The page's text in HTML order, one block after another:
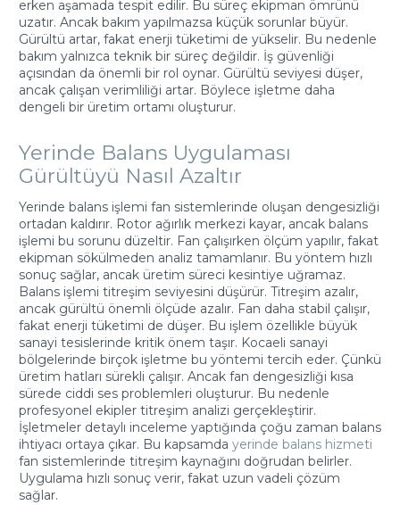
erken aşamada tespit edilir. Bu süreç ekipman ömrünü
uzatır. Ancak bakım yapılmazsa küçük sorunlar büyür.
Gürültü artar, fakat enerji tüketimi de yükselir. Bu nedenle
bakım yalnızca teknik bir süreç değildir. İş güvenliği
açısından da önemli bir rol oynar. Gürültü seviyesi düşer,
ancak çalışan verimliliği artar. Böylece işletme daha
dengeli bir üretim ortamı oluşturur.
Yerinde Balans Uygulaması
Gürültüyü Nasıl Azaltır
Yerinde balans işlemi fan sistemlerinde oluşan dengesizliği
ortadan kaldırır. Rotor ağırlık merkezi kayar, ancak balans
işlemi bu sorunu düzeltir. Fan çalışırken ölçüm yapılır, fakat
ekipman sökülmeden analiz tamamlanır. Bu yöntem hızlı
sonuç sağlar, ancak üretim süreci kesintiye uğramaz.
Balans işlemi titreşim seviyesini düşürür. Titreşim azalır,
ancak gürültü önemli ölçüde azalır. Fan daha stabil çalışır,
fakat enerji tüketimi de düşer. Bu işlem özellikle büyük
sanayi tesislerinde kritik önem taşır. Kocaeli sanayi
bölgelerinde birçok işletme bu yöntemi tercih eder. Çünkü
üretim hatları sürekli çalışır. Ancak fan dengesizliği kısa
sürede ciddi ses problemleri oluşturur. Bu nedenle
profesyonel ekipler titreşim analizi gerçekleştirir.
İşletmeler detaylı inceleme yaptığında çoğu zaman balans
ihtiyacı ortaya çıkar. Bu kapsamda yerinde balans hizmeti
fan sistemlerinde titreşim kaynağını doğrudan belirler.
Uygulama hızlı sonuç verir, fakat uzun vadeli çözüm
sağlar.